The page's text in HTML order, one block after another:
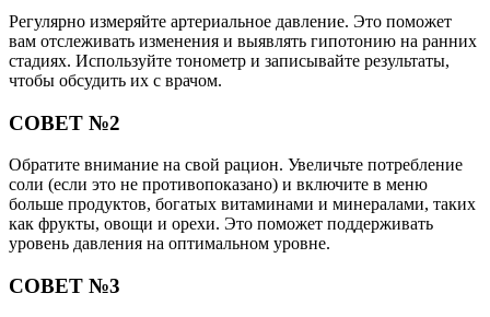
Регулярно измеряйте артериальное давление. Это поможет
вам отслеживать изменения и выявлять гипотонию на ранних
стадиях. Используйте тонометр и записывайте результаты,
чтобы обсудить их с врачом.
СОВЕТ №2
Обратите внимание на свой рацион. Увеличьте потребление
соли (если это не противопоказано) и включите в меню
больше продуктов, богатых витаминами и минералами, таких
как фрукты, овощи и орехи. Это поможет поддерживать
уровень давления на оптимальном уровне.
СОВЕТ №3